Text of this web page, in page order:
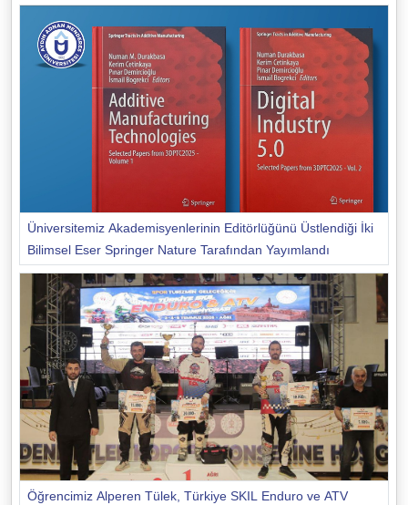
Üniversitemiz Akademisyenlerinin Editörlüğünü Üstlendiği İki
Bilimsel Eser Springer Nature Tarafından Yayımlandı
Öğrencimiz Alperen Tülek, Türkiye SKIL Enduro ve ATV